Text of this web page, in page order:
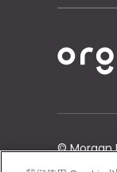
© Morgan